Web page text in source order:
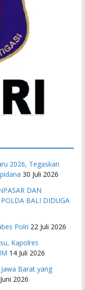
2026, Tegaskan
30 Juli 2026
DAN
BALI DIDUGA
Polri 22 Juli 2026
Kapolres
14 Juli 2026
Barat yang
2026